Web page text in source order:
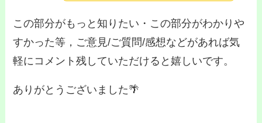
この部分がもっと知りたい・この部分がわかりや
すかった等，ご意見/ご質問/感想などがあれば気
軽にコメント残していただけると嬉しいです。
ありがとうございました🌴